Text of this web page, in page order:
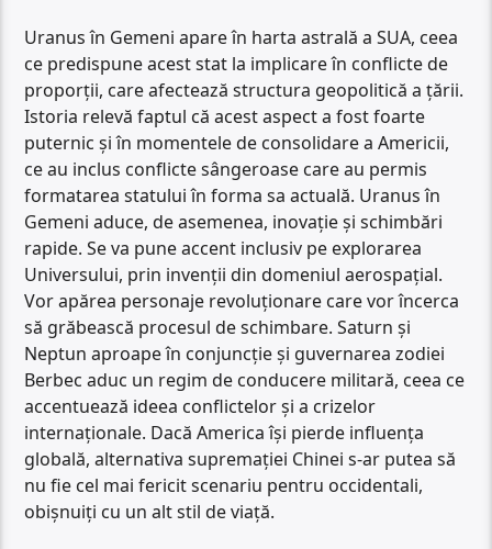
Uranus în Gemeni apare în harta astrală a SUA, ceea
ce predispune acest stat la implicare în conflicte de
proporții, care afectează structura geopolitică a țării.
Istoria relevă faptul că acest aspect a fost foarte
puternic și în momentele de consolidare a Americii,
ce au inclus conflicte sângeroase care au permis
formatarea statului în forma sa actuală. Uranus în
Gemeni aduce, de asemenea, inovație și schimbări
rapide. Se va pune accent inclusiv pe explorarea
Universului, prin invenții din domeniul aerospațial.
Vor apărea personaje revoluționare care vor încerca
să grăbească procesul de schimbare. Saturn și
Neptun aproape în conjuncție și guvernarea zodiei
Berbec aduc un regim de conducere militară, ceea ce
accentuează ideea conflictelor și a crizelor
internaționale. Dacă America își pierde influența
globală, alternativa supremației Chinei s-ar putea să
nu fie cel mai fericit scenariu pentru occidentali,
obișnuiți cu un alt stil de viață.